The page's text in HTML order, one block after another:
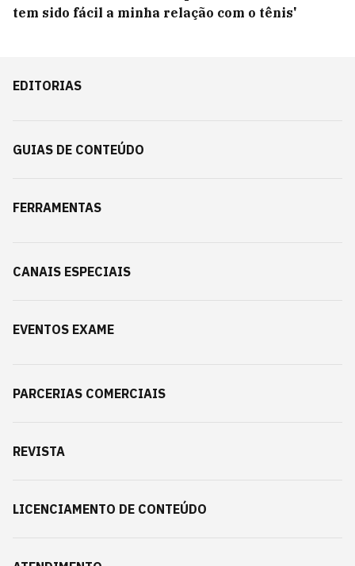
tem sido fácil a minha relação com o tênis'
EDITORIAS
GUIAS DE CONTEÚDO
FERRAMENTAS
CANAIS ESPECIAIS
EVENTOS EXAME
PARCERIAS COMERCIAIS
REVISTA
LICENCIAMENTO DE CONTEÚDO